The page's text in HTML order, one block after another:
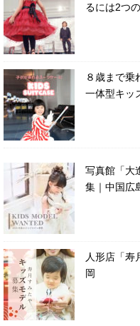
るには2つ
８歳まで乗
一体型キッ
写真館「大
集｜中国広
人形店「寿
岡